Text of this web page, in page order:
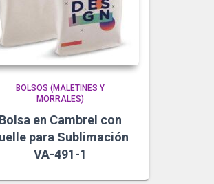
BOLSOS (MALETINES Y
MORRALES)
Bolsa en Cambrel con
para Sublimación
VA-491-1